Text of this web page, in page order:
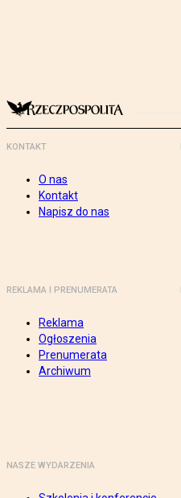
KONTAKT
O nas
Kontakt
Napisz do nas
REKLAMA I PRENUMERATA
Reklama
Ogłoszenia
Prenumerata
Archiwum
NASZE WYDARZENIA